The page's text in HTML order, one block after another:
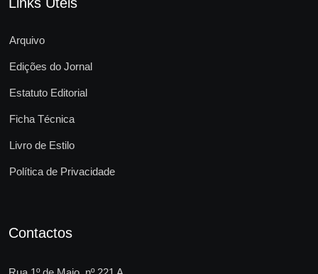
Arquivo
Edições do Jornal
Estatuto Editorial
Ficha Técnica
Livro de Estilo
Política de Privacidade
Contactos